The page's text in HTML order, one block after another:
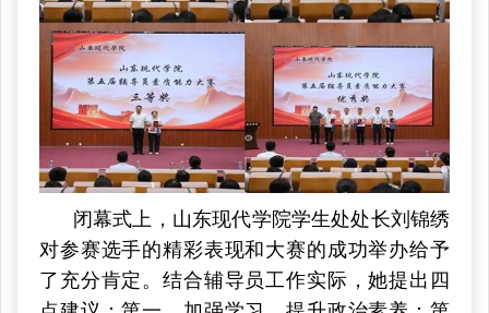
闭幕式上，山东现代学院学生处处长刘锦绣
对参赛选手的精彩表现和大赛的成功举办给予
了充分肯定。结合辅导员工作实际，她提出四